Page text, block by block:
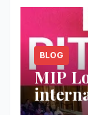
BLOG
MIP